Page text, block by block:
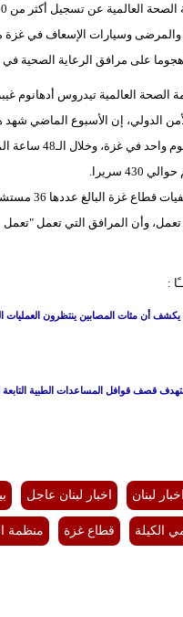
والمرضى وسيارات الإسعاف في غزة
الصحة العالمية تيدروس أدهانوم
الدولي، إن الأسبوع الماضي شهد
على 5 مستشفيات في يوم
وأضاف أن نصف
لا تعمل، وأن المرافق التي تعمل
:
أن مئات المصابين ينتظرون العمليات
قصف قوافل المساعدات الطبية التابعة
اخبار لبنان اخبار لبنان عاجل
الكيلة قطاع غزة منظمة